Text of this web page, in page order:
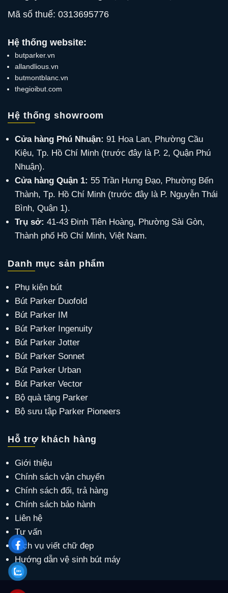
Mã số thuế: 0313695776
Hệ thống website:
butparker.vn
allandlious.vn
butmontblanc.vn
thegioibut.com
Hệ thống showroom
Cửa hàng Phú Nhuận: 91 Hoa Lan, Phường Cầu
Kiệu, Tp. Hồ Chí Minh (trước đây là P. 2, Quận Phú
Nhuận).
Cửa hàng Quận 1: 55 Trần Hưng Đạo, Phường Bến
Thành, Tp. Hồ Chí Minh (trước đây là P. Nguyễn Thái
Bình, Quận 1).
Trụ sở: 41-43 Đinh Tiên Hoàng, Phường Sài Gòn,
Thành phố Hồ Chí Minh, Việt Nam.
Danh mục sản phẩm
Phụ kiện bút
Bút Parker Duofold
Bút Parker IM
Bút Parker Ingenuity
Bút Parker Jotter
Bút Parker Sonnet
Bút Parker Urban
Bút Parker Vector
Bộ quà tặng Parker
Bộ sưu tập Parker Pioneers
Hỗ trợ khách hàng
Giới thiệu
Chính sách vận chuyển
Chính sách đổi, trả hàng
Chính sách bảo hành
Liên hệ
Tư vấn
Dịch vụ viết chữ đẹp
Hướng dẫn vệ sinh bút máy